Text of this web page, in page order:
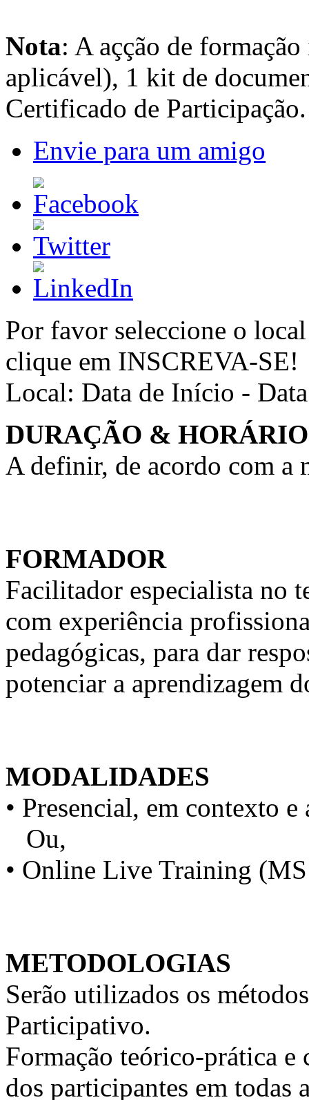
Nota: A açção de
aplicável), 1 kit de
Certificado de Participação.
Envie para um amigo
Por favor seleccione o
clique em INSCREVA-SE!
Local: Data de Início -
DURAÇÃO & HORÁRIO
A definir, de acordo com a
FORMADOR
Facilitador especialista no
com experiência
pedagógicas, para dar
potenciar a aprendizagem
MODALIDADES
• Presencial, em contexto
Ou,
• Online Live Training
METODOLOGIAS
Serão utilizados os
Participativo.
Formação teórico-prática e
dos participantes em todas